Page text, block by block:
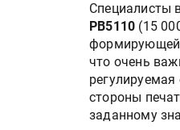
Специалисты
PB5110 (15
формирующей
что очень
стороны
заданному